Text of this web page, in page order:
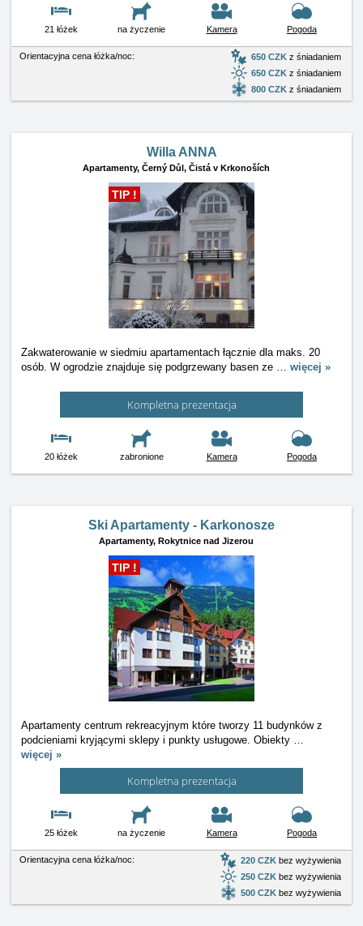
21 łóżek na życzenie Kamera Pogoda
Orientacyjna cena łóżka/noc: 650 CZK z śniadaniem
650 CZK z śniadaniem
800 CZK z śniadaniem
Willa ANNA
Apartamenty, Černý Důl, Čistá v Krkonoších
TIP !
Zakwaterowanie w siedmiu apartamentach łącznie dla maks. 20
osób. W ogrodzie znajduje się podgrzewany basen ze … więcej »
Kompletna prezentacja
20 łóżek zabronione Kamera Pogoda
Ski Apartamenty - Karkonosze
Apartamenty, Rokytnice nad Jizerou
TIP !
Apartamenty centrum rekreacyjnym które tworzy 11 budynków z
podcieniami kryjącymi sklepy i punkty usługowe. Obiekty …
więcej »
Kompletna prezentacja
25 łóżek na życzenie Kamera Pogoda
Orientacyjna cena łóżka/noc: 220 CZK bez wyżywienia
250 CZK bez wyżywienia
500 CZK bez wyżywienia